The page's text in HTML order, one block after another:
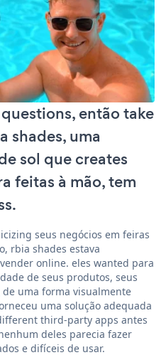
então take
shades, uma
sol que creates
feitas à mão, tem
seus negócios em feiras
rbia shades estava
online. eles wanted para
de seus produtos, seus
uma forma visualmente
uma solução adequada
third-party apps antes
deles parecia fazer
e difíceis de usar.